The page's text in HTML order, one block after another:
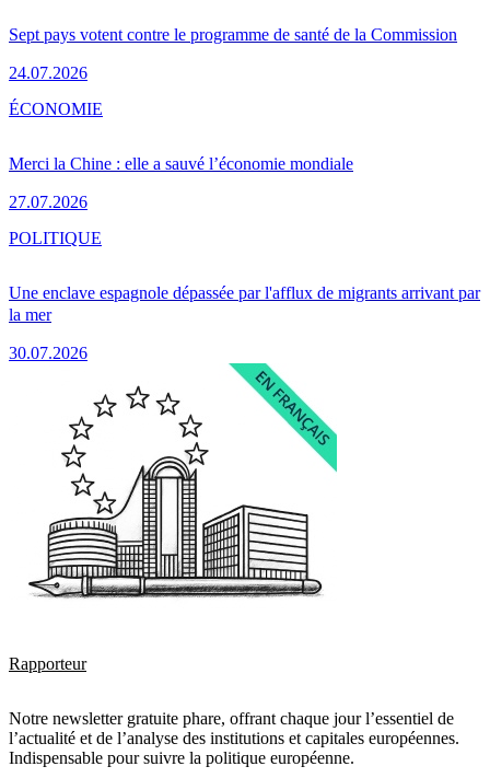
Sept pays votent contre le programme de santé de la Commission
24.07.2026
Merci la Chine : elle a sauvé l’économie mondiale
27.07.2026
ÉCONOMIE
Une enclave espagnole dépassée par l'afflux de migrants arrivant par
la mer
30.07.2026
POLITIQUE
Rapporteur
Notre newsletter gratuite phare, offrant chaque jour l’essentiel de
l’actualité et de l’analyse des institutions et capitales européennes.
Indispensable pour suivre la politique européenne.